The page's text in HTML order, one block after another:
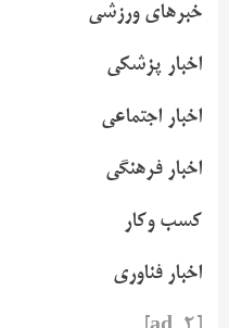
خبرهای ورزشی
اخبار پزشکی
اخبار اجتماعی
اخبار فرهنگی
کسب وکار
اخبار فناوری